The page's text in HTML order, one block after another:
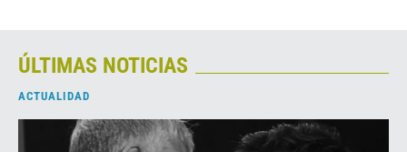
ÚLTIMAS NOTICIAS
ACTUALIDAD